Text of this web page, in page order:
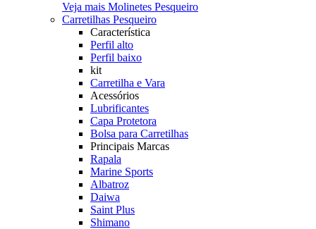
Veja mais Molinetes Pesqueiro
Carretilhas Pesqueiro
Característica
Perfil alto
Perfil baixo
kit
Carretilha e Vara
Acessórios
Lubrificantes
Capa Protetora
Bolsa para Carretilhas
Principais Marcas
Rapala
Marine Sports
Albatroz
Daiwa
Saint Plus
Shimano